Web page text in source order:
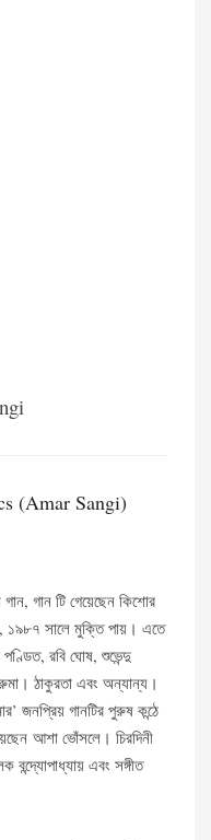
(Amar Sangi)
গান টি গেয়েছেন কিশোর
১৯৮৭ সালে মুক্তি পায়। এতে
পণ্ডিত, রবি ঘোষ, শুভেন্দু
রুমা। ঠাকুরতা এবং অন্যান্য।
জনপ্রিয় গানটির পুরুষ কন্ঠে
আশা ভোঁসলে। চিরদিনী
বন্দ্যোপাধ্যায় এবং সঙ্গীত